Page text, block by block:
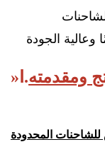
» Ⅰ.
المحدودة